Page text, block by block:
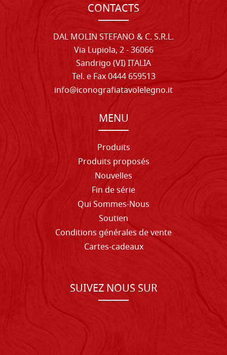
CONTACTS
DAL MOLIN STEFANO & C. S.R.L.
Via Lupiola, 2 - 36066
Sandrigo (VI) ITALIA
Tel. e Fax 0444 659513
info@iconografiatavolelegno.it
MENU
Produits
Produits proposés
Nouvelles
Fin de série
Qui Sommes-Nous
Soutien
Conditions générales de vente
Cartes-cadeaux
SUIVEZ NOUS SUR